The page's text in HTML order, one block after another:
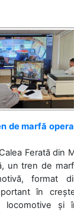
de marfă
Ferată din
un tren de
format
în
locomotive și